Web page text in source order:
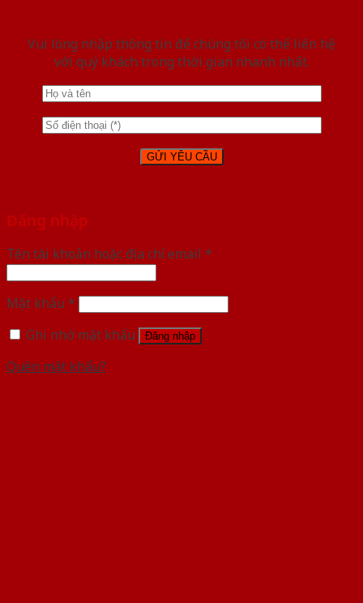
Vui lòng nhập thông tin để chúng tôi có thể liên hệ
với quý khách trong thời gian nhanh nhất.
Đăng nhập
Tên tài khoản hoặc địa chỉ email *
Mật khẩu *
Ghi nhớ mật khẩu
Đăng nhập
Quên mật khẩu?